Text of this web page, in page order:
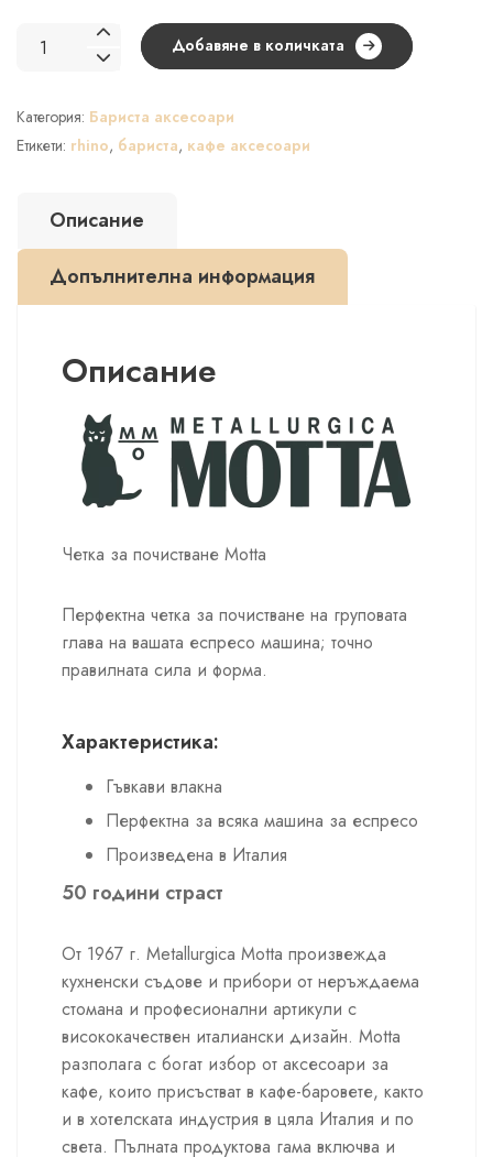
количество
четка
за
Добавяне в количката
Категория: Бариста аксесоари
Етикети: rhino, бариста, кафе аксесоари
Описание
Допълнителна информация
Описание
Четка за почистване Motta
Перфектна четка за почистване на груповата
глава на вашата еспресо машина; точно
правилната сила и форма.
Характеристика:
Гъвкави влакна
Перфектнa за всяка машина за еспресо
Произведенa в Италия
50 години страст
От 1967 г. Metallurgica Motta произвежда
кухненски съдове и прибори от неръждаема
стомана и професионални артикули с
висококачествен италиански дизайн. Motta
разполага с богат избор от аксесоари за
кафе, които присъстват в кафе-баровете, както
и в хотелската индустрия в цяла Италия и по
света. Пълната продуктова гама включва и